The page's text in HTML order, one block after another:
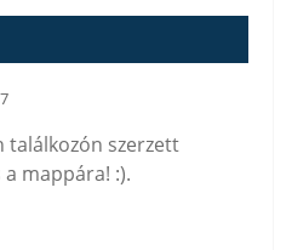
találkozón szerzett
mappára! :).